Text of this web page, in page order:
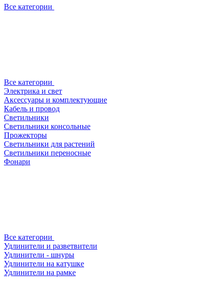
Все категории
Все категории
Электрика и свет
Аксессуары и комплектующие
Кабель и провод
Светильники
Светильники консольные
Прожекторы
Светильники для растений
Светильники переносные
Фонари
Все категории
Удлинители и разветвители
Удлинители - шнуры
Удлинители на катушке
Удлинители на рамке